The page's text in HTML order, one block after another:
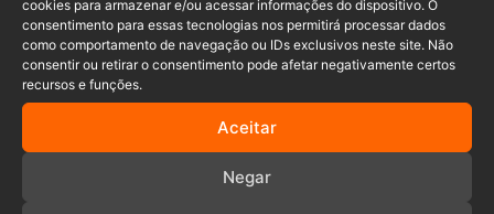
cookies para armazenar e/ou acessar informações do dispositivo. O
consentimento para essas tecnologias nos permitirá processar dados
como comportamento de navegação ou IDs exclusivos neste site. Não
consentir ou retirar o consentimento pode afetar negativamente certos
recursos e funções.
Aceitar
Negar
Comentários